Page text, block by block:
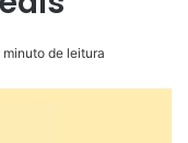
minuto de leitura